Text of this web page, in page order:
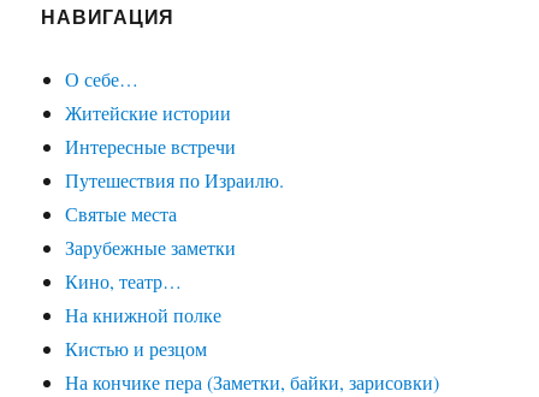
НАВИГАЦИЯ
О себе…
Житейские истории
Интересные встречи
Путешествия по Израилю.
Святые места
Зарубежные заметки
Кино, театр…
На книжной полке
Кистью и резцом
На кончике пера (Заметки, байки, зарисовки)